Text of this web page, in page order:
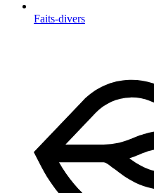
Faits-divers